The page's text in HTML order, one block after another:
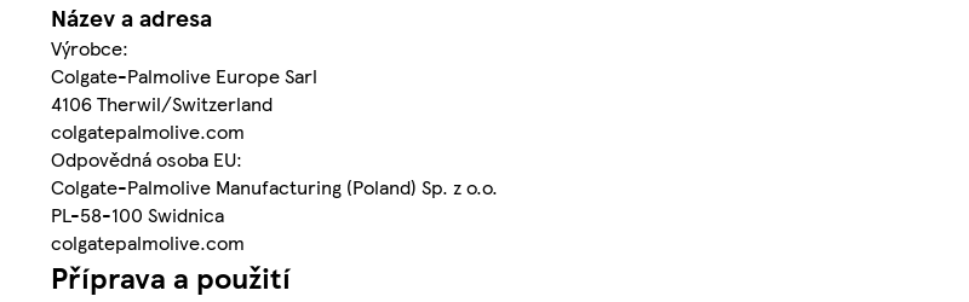
Název a adresa
Výrobce:
Colgate-Palmolive Europe Sarl
4106 Therwil/Switzerland
colgatepalmolive.com
Odpovědná osoba EU:
Colgate-Palmolive Manufacturing (Poland) Sp. z o.o.
PL-58-100 Swidnica
colgatepalmolive.com
Příprava a použití